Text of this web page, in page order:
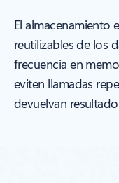
El almacenamiento
reutilizables de los
frecuencia en
eviten llamadas
devuelvan